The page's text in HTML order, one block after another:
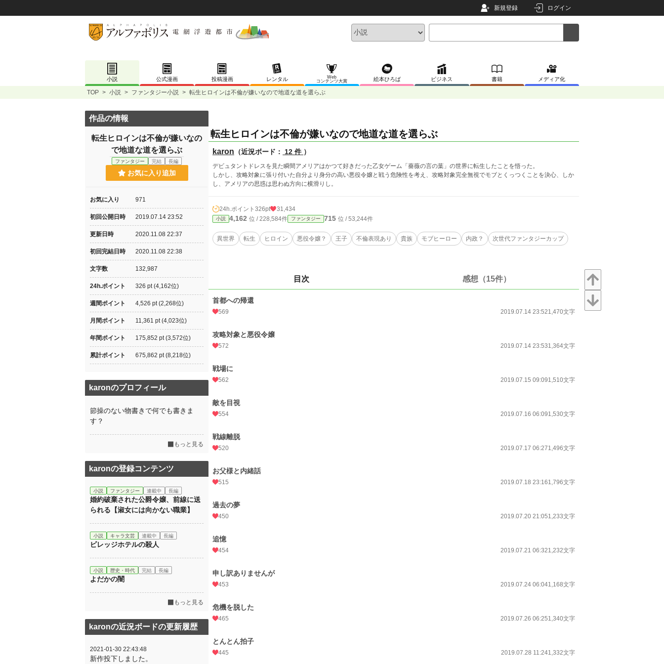
新規登録 ログイン
小説 公式漫画 投稿漫画 レンタル
Web
コンテンツ大賞
絵本ひろば ビジネス 書籍 メディア化
TOP > 小説 > ファンタジー小説 > 転生ヒロインは不倫が嫌いなので地道な道を選らぶ
転生ヒロインは不倫が嫌いなので地道な道を選らぶ
karon （近況ボード： 12 件 ）
デビュタントドレスを見た瞬間アメリアはかつて好きだった乙女ゲーム「薔薇の言の葉」の世界に転生したことを悟った。
しかし、攻略対象に張り付いた自分より身分の高い悪役令嬢と戦う危険性を考え、攻略対象完全無視でモブとくっつくことを決心、しか
し、アメリアの思惑は思わぬ方向に横滑りし。
24h.ポイント 326pt 31,434
小説 4,162 位 / 228,584件 ファンタジー 715 位 / 53,244件
異世界 転生 ヒロイン 悪役令嬢？ 王子 不倫表現あり 貴族 モブヒーロー 内政？ 次世代ファンタジーカップ
目次 感想（15件）
首都への帰還
569 2019.07.14 23:521,470文字
攻略対象と悪役令嬢
572 2019.07.14 23:531,364文字
戦場に
562 2019.07.15 09:091,510文字
敵を目視
554 2019.07.16 06:091,530文字
戦線離脱
520 2019.07.17 06:271,496文字
お父様と内緒話
515 2019.07.18 23:161,796文字
過去の夢
450 2019.07.20 21:051,233文字
追憶
454 2019.07.21 06:321,232文字
申し訳ありませんが
453 2019.07.24 06:041,168文字
危機を脱した
465 2019.07.26 06:251,340文字
とんとん拍子
445 2019.07.28 11:241,332文字
作品の情報
転生ヒロインは不倫が嫌いなの
で地道な道を選らぶ
ファンタジー 完結 長編
お気に入り追加
お気に入り 971
初回公開日時 2019.07.14 23:52
更新日時 2020.11.08 22:37
初回完結日時 2020.11.08 22:38
文字数 132,987
24h.ポイント 326 pt (4,162位)
週間ポイント 4,526 pt (2,268位)
月間ポイント 11,361 pt (4,023位)
年間ポイント 175,852 pt (3,572位)
累計ポイント 675,862 pt (8,218位)
karonのプロフィール
節操のない物書きで何でも書きま
す？
もっと見る
karonの登録コンテンツ
小説 ファンタジー 連載中 長編
婚約破棄された公爵令嬢、前線に送
られる【淑女には向かない職業】
小説 キャラ文芸 連載中 長編
ビレッジホテルの殺人
小説 歴史・時代 完結 長編
よだかの闇
もっと見る
karonの近況ボードの更新履歴
2021-01-30 22:43:48
新作投下しました。